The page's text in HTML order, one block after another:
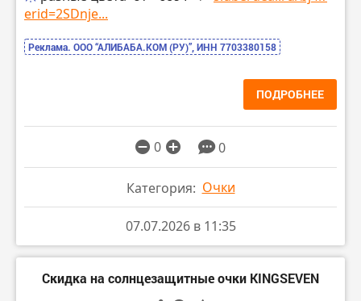
erid=2SDnje...
Реклама. ООО “АЛИБАБА.КОМ (РУ)”, ИНН 7703380158
ПОДРОБНЕЕ
0 0
Категория: Очки
07.07.2026 в 11:35
Скидка на солнцезащитные очки KINGSEVEN